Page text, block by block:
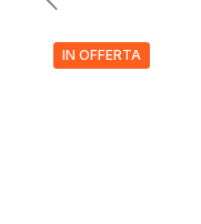
IN OFFERTA